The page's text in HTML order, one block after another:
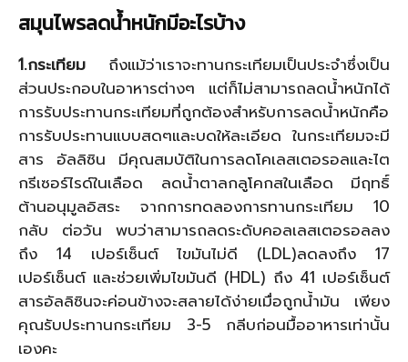
สมุนไพรลดน้ำหนักมีอะไรบ้าง
1.กระเทียม ถึงแม้ว่าเราจะทานกระเทียมเป็นประจำซึ่งเป็น
ส่วนประกอบในอาหารต่างๆ แต่ก็ไม่สามารถลดน้ำหนักได้
การรับประทานกระเทียมที่ถูกต้องสำหรับการลดน้ำหนักคือ
การรับประทานแบบสดๆและบดให้ละเอียด ในกระเทียมจะมี
สาร อัลลิซิน มีคุณสมบัติในการลดโคเลสเตอรอลและไต
กรีเซอร์ไรด์ในเลือด ลดน้ำตาลกลูโคกสในเลือด มีฤทธิ์
ต้านอนุมูลอิสระ จากการทดลองการทานกระเทียม 10
กลับ ต่อวัน พบว่าสามารถลดระดับคอลเลสเตอรอลลง
ถึง 14 เปอร์เซ็นต์ ไขมันไม่ดี (LDL)ลดลงถึง 17
เปอร์เซ็นต์ และช่วยเพิ่มไขมันดี (HDL) ถึง 41 เปอร์เซ็นต์
สารอัลลิซินจะค่อนข้างจะสลายได้ง่ายเมื่อถูกน้ำมัน เพียง
คุณรับประทานกระเทียม 3-5 กลีบก่อนมื้ออาหารเท่านั้น
เองคะ